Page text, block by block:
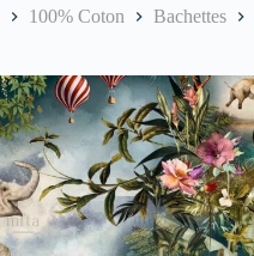
100% Coton Bachettes